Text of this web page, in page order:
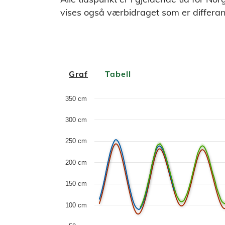
vises også værbidraget som er
Graf Tabell
Chart
Combination chart with 6 data series.
The chart has 1 X axis displaying Time.
The chart has 1 Y axis displaying values.
100 cm
150 cm
200 cm
250 cm
300 cm
350 cm